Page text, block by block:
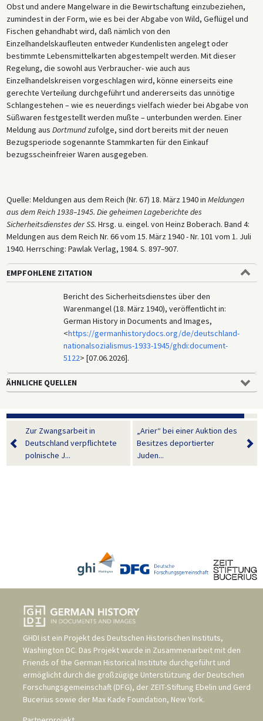
Obst und andere Mangelware in die Bewirtschaftung einzubeziehen,
zumindest in der Form, wie es bei der Abgabe von Wild, Geflügel und
Fischen gehandhabt wird, daß nämlich von den
Einzelhandelskaufleuten entweder Kundenlisten angelegt oder
bestimmte Lebensmittelkarten abgestempelt werden. Mit dieser
Regelung, die sowohl aus Verbraucher- wie auch aus
Einzelhandelskreisen vorgeschlagen wird, könne einerseits eine
gerechte Verteilung durchgeführt und andererseits das unnötige
Schlangestehen – wie es neuerdings vielfach wieder bei Abgabe von
Süßwaren festgestellt werden mußte – unterbunden werden. Einer
Meldung aus Dortmundzufolge, sind dort bereits mit der neuen
Bezugsperiode sogenannte Stammkarten für den Einkauf
bezugsscheinfreier Waren ausgegeben.
Quelle: Meldungen aus dem Reich (Nr. 67) 18. März 1940 in Meldungen
aus dem Reich 1938–1945. Die geheimen Lageberichte des
Sicherheitsdienstes der SS. Hrsg. u. eingel. von Heinz Boberach. Band 4:
Meldungen aus dem Reich Nr. 66 vom 15. März 1940 - Nr. 101 vom 1. Juli
1940. Herrsching: Pawlak Verlag, 1984. S. 897–907.
EMPFOHLENE ZITATION
Bericht des Sicherheitsdienstes über den
Warenmangel (18. März 1940), veröffentlicht in:
German History in Documents and Images,
<https://germanhistorydocs.org/de/deutschland-
nationalsozialismus-1933-1945/ghdi:document-
5122> [07.06.2026].
ÄHNLICHE QUELLEN
Zur Zwangsarbeit in
Deutschland verpflichtete
polnische J...
„Arier“ bei einer Auktion des
Besitzes deportierter
Juden...
GHDI ist ein Projekt des Deutschen Historischen Instituts,
Washington DC. Das Projekt wurde in Zusammenarbeit mit den
Friends of the German Historical Institute durchgeführt und
ermöglicht durch die großzügige Unterstützung der Deutschen
Forschungsgemeinschaft (DFG), der ZEIT-Stiftung Ebelin und Gerd
Bucerius sowie der Max Kade Foundation, New York.